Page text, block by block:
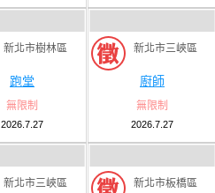
新北市樹林區
跑堂
無限制
2026.7.27
新北市三峽區
廚師
無限制
2026.7.27
新北市三峽區 新北市板橋區